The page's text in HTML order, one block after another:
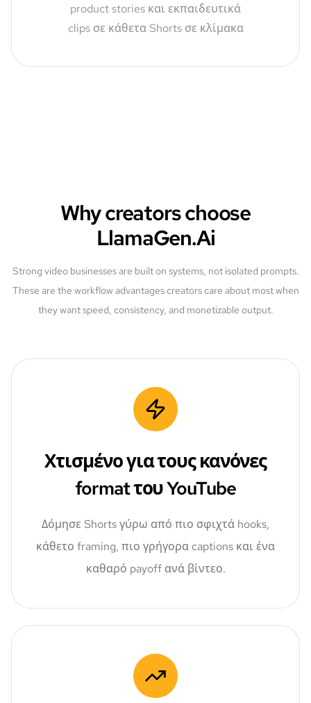
product stories και εκπαιδευτικά
clips σε κάθετα Shorts σε κλίμακα
Why creators choose
LlamaGen.Ai
Strong video businesses are built on systems, not isolated prompts.
These are the workflow advantages creators care about most when
they want speed, consistency, and monetizable output.
Χτισμένο για τους κανόνες
format του YouTube
Δόμησε Shorts γύρω από πιο σφιχτά hooks,
κάθετο framing, πιο γρήγορα captions και ένα
καθαρό payoff ανά βίντεο.